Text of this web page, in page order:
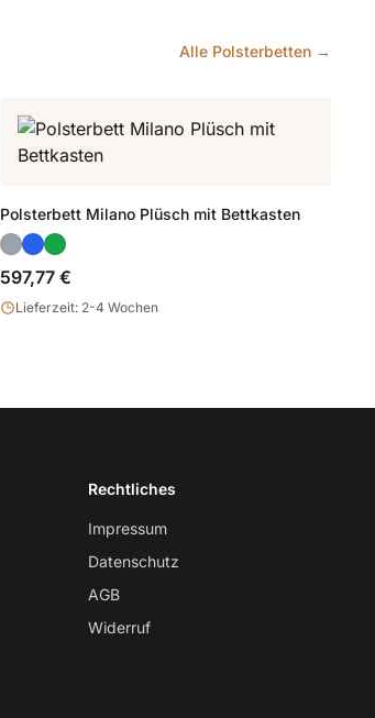
Alle Polsterbetten →
Polsterbett Milano Plüsch mit Bettkasten
597,77 €
Lieferzeit: 2-4 Wochen
Rechtliches
Impressum
Datenschutz
AGB
Widerruf